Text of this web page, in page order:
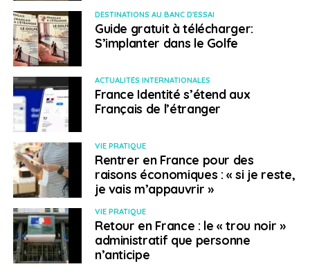
DESTINATIONS AU BANC D'ESSAI
Guide gratuit à télécharger:
S’implanter dans le Golfe
ACTUALITÉS INTERNATIONALES
France Identité s’étend aux
Français de l’étranger
VIE PRATIQUE
Rentrer en France pour des
raisons économiques : « si je reste,
je vais m’appauvrir »
VIE PRATIQUE
Retour en France : le « trou noir »
administratif que personne
n’anticipe